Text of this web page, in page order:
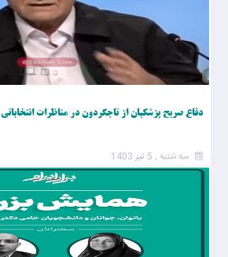
دفاع صریح پزشکیان از تاجگردون در مناظرات انتخاباتی
سه شنبه , 5 تیر 1403